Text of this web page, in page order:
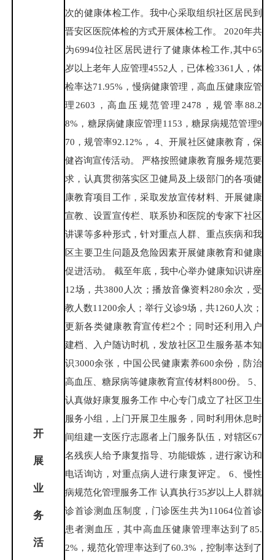
开
展
业
务
活
次的健康体检工作。我中心采取组织社区居民到
晋安区医院体检的方式开展体检工作。 2020年共
为6994位社区居民进行了健康体检工作,其中65
岁以上老年人应管理4552人，已体检3361人，体
检率达71.95%，慢病健康管理，高血压健康应管
理2603，高血压规范管理2478，规管率88.2
8%，糖尿病健康应管理1153，糖尿病规范管理9
70，规管率92.12%， 4、开展社区健康教育，保
健咨询宣传活动。 严格按照健康教育服务规范要
求，认真贯彻落实区卫健局及上级部门的各项健
康教育项目工作，采取发放宣传材料、开展健康
宣教、设置宣传栏、联系协和医院的专家下社区
讲课等多种形式，针对重点人群、重点疾病和我
区主要卫生问题及危险因素开展健康教育和健康
促进活动。 截至年底，我中心举办健康知识讲座
12场，共3800人次；播放音像资料280余次，受
教人数11200余人；举行义诊9场，共1260人次；
更新各类健康教育宣传栏2个；同时还利用入户
建档、入户随访时机，发放社区卫生服务基本知
识3000余张，中国公民健康素养600余份，防治
高血压、糖尿病等健康教育宣传材料800份。 5、
认真做好康复服务工作 中心专门成立了社区卫生
服务小组，上门开展卫生服务，同时利用休息时
间组建一支医疗志愿者上门服务队伍，对辖区67
名残疾人给予康复指导、功能锻炼，进行家访和
电话询访，对重点病人进行康复评定。 6、慢性
病规范化管理服务工作 认真执行35岁以上人群就
诊首诊测血压制度，门诊医生共为11064位首诊
患者测血压，其中高血压健康管理率达到了85.
2%，规范化管理率达到了60.3%，控制率达到了